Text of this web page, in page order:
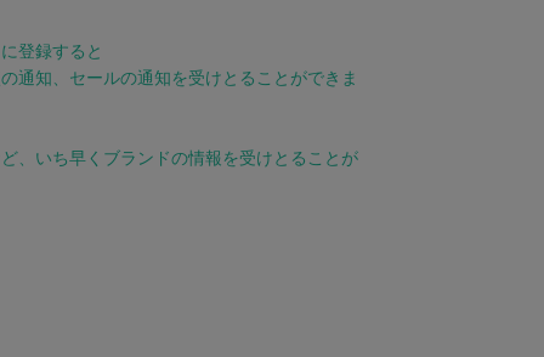
登録すると
通知、セールの通知を受けとることができま
、いち早くブランドの情報を受けとることが